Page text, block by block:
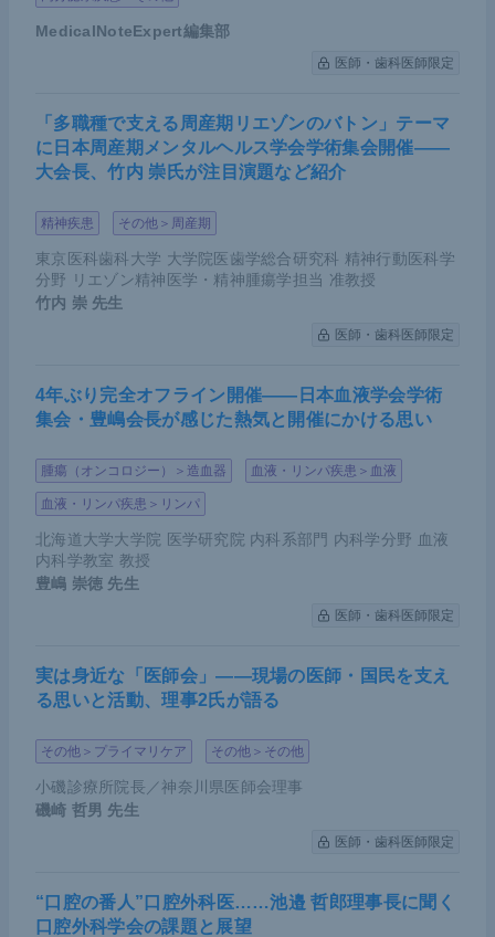
約5割、ESCC症例が約7割、CPS≧10の症例が約5
割含まれている。
＜KEYNOTE-590試験＞加藤氏講演資料（提供：加藤氏）
体集団のPFSとOSだ。OSに関しては、ESCCかつ
CPS≧10の症例、ESCC症例、CPS≧10の症例、全
体集団のいずれにおいても優越性を示しており、中
でもESCCかつCPS≧10の症例においてハザード比
Cのいずれにおいても同様にOS、PFSの改善が示さ
れた。
＜KEYNOTE-590試験＞加藤氏講演資料（提供：加藤氏）
MedicalNoteExpert編集部
医師・歯科医師限定
「多職種で支える周産期リエゾンのバトン」テーマ
に日本周産期メンタルヘルス学会学術集会開催――
大会長、竹内 崇氏が注目演題など紹介
精神疾患 その他＞周産期
東京医科歯科大学 大学院医歯学総合研究科 精神行動医科学
分野 リエゾン精神医学・精神腫瘍学担当 准教授
竹内 崇 先生
医師・歯科医師限定
4年ぶり完全オフライン開催――日本血液学会学術
集会・豊嶋会長が感じた熱気と開催にかける思い
腫瘍（オンコロジー）＞造血器 血液・リンパ疾患＞血液
血液・リンパ疾患＞リンパ
北海道大学大学院 医学研究院 内科系部門 内科学分野 血液
内科学教室 教授
豊嶋 崇徳 先生
医師・歯科医師限定
実は身近な「医師会」――現場の医師・国民を支え
る思いと活動、理事2氏が語る
その他＞プライマリケア その他＞その他
小磯診療所院長／神奈川県医師会理事
磯崎 哲男 先生
医師・歯科医師限定
“口腔の番人”口腔外科医……池邉 哲郎理事長に聞く
口腔外科学会の課題と展望